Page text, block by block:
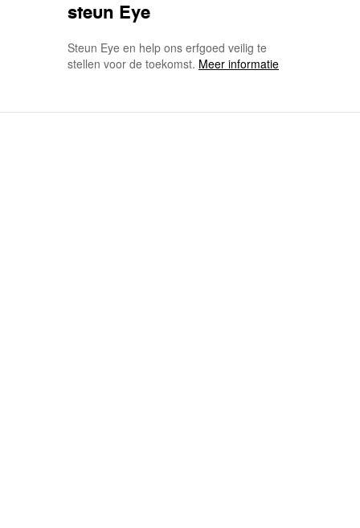
steun Eye
Steun Eye en help ons erfgoed veilig te
stellen voor de toekomst. Meer informatie